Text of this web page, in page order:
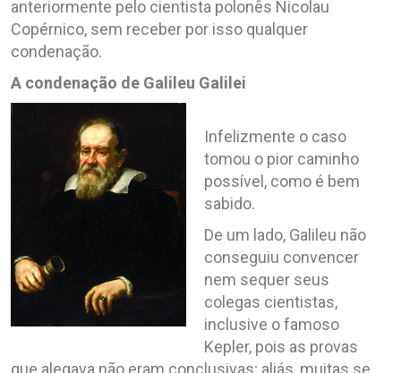
anteriormente pelo cientista polonês Nicolau
Copérnico, sem receber por isso qualquer
condenação.
A condenação de Galileu Galilei
Infelizmente o caso
tomou o pior caminho
possível, como é bem
sabido.
De um lado, Galileu não
conseguiu convencer
nem sequer seus
colegas cientistas,
inclusive o famoso
Kepler, pois as provas
que alegava não eram conclusivas; aliás, muitas se